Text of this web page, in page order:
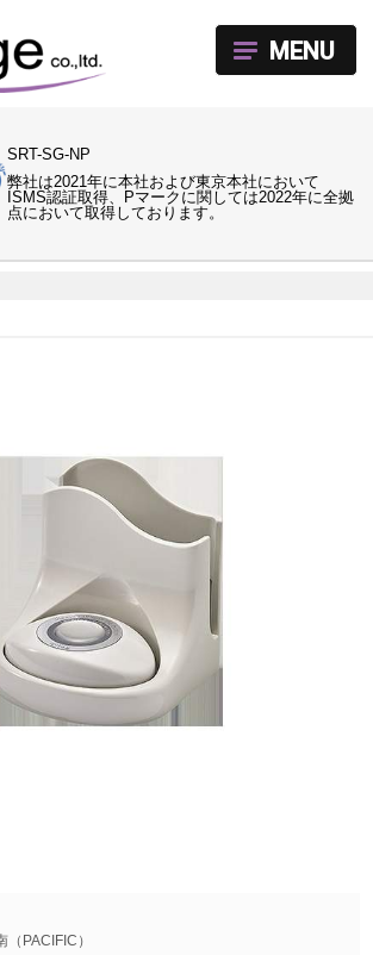
SRT-SG-NP
弊社は2021年に本社および東京本社において
ISMS認証取得、Pマークに関しては2022年に全拠
点において取得しております。
MENU
PACIFIC）